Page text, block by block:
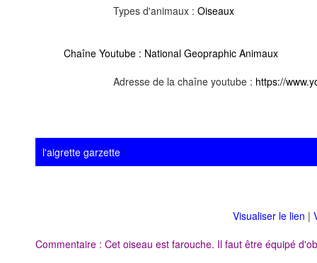
Types d'animaux : Oiseaux
Chaîne Youtube : National Geopraphic Animaux
Adresse de la chaîne youtube : https://
l'aigrette garzette
Visualiser le lien |
Commentaire : Cet oiseau est farouche. Il faut être équipé